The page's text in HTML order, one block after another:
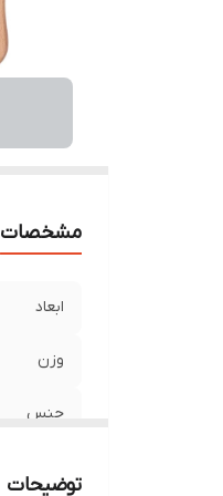
مشخصات
ابعاد
وزن
جنس
توضیحات